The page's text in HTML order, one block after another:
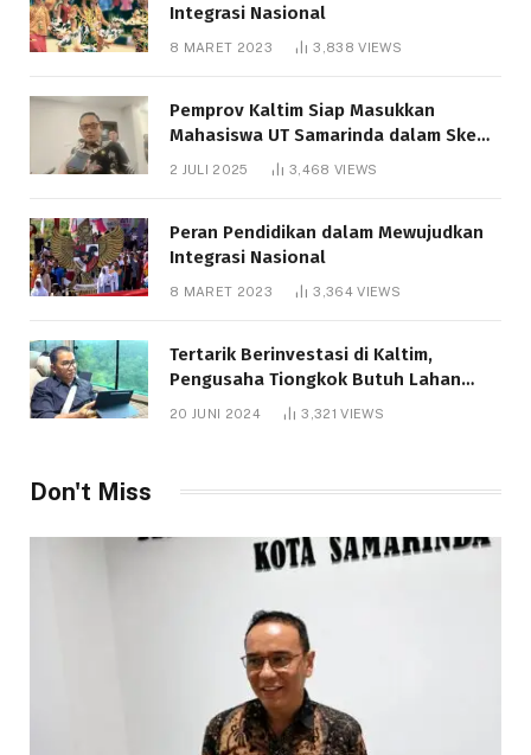
Integrasi Nasional
8 MARET 2023 3,838VIEWS
Pemprov Kaltim Siap Masukkan
Mahasiswa UT Samarinda dalam Skema
Bantuan Pendidikan Gratispol
2 JULI 2025 3,468 VIEWS
Peran Pendidikan dalam Mewujudkan
Integrasi Nasional
8 MARET 2023 3,364VIEWS
Tertarik Berinvestasi di Kaltim,
Pengusaha Tiongkok Butuh Lahan
20 JUNI 2024 3,321VIEWS
Don't Miss